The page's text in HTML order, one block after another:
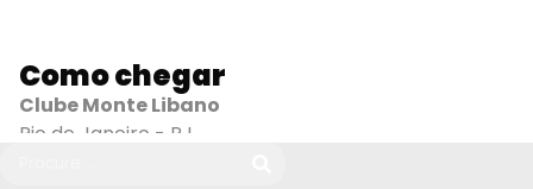
Como chegar
Clube Monte Libano
Rio de Janeiro - RJ